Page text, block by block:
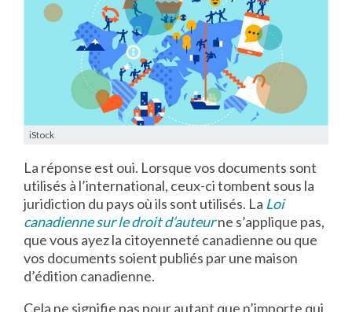
iStock
La réponse est oui. Lorsque vos documents sont
utilisés à l’international, ceux-ci tombent sous la
juridiction du pays où ils sont utilisés. La Loi
canadienne sur le droit d’auteurne s’applique pas,
que vous ayez la citoyenneté canadienne ou que
vos documents soient publiés par une maison
d’édition canadienne.
Cela ne signifie pas pour autant que n’importe qui